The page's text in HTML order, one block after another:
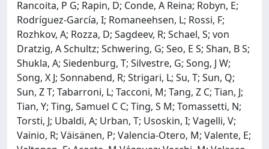
Rancoita, P G; Rapin, D; Conde, A Reina; Robyn, E;
Rodríguez-García, I; Romaneehsen, L; Rossi, F;
Rozhkov, A; Rozza, D; Sagdeev, R; Schael, S; von
Dratzig, A Schultz; Schwering, G; Seo, E S; Shan, B S;
Shukla, A; Siedenburg, T; Silvestre, G; Song, J W;
Song, X J; Sonnabend, R; Strigari, L; Su, T; Sun, Q;
Sun, Z T; Tabarroni, L; Tacconi, M; Tang, Z C; Tian, J;
Tian, Y; Ting, Samuel C C; Ting, S M; Tomassetti, N;
Torsti, J; Ubaldi, A; Urban, T; Usoskin, I; Vagelli, V;
Vainio, R; Väisänen, P; Valencia-Otero, M; Valente, E;